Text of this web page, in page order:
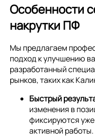
Особенности
накрутки ПФ
Мы предлагаем
подход к улучшению
разработанный
рынков, таких как
Быстрый
изменения в
фиксируются
активной